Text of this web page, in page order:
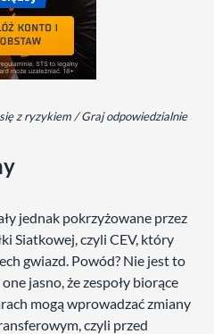
z ryzykiem / Graj odpowiedzialnie
jednak pokrzyżowane przez
Siatkowej, czyli CEV, który
gwiazd. Powód? Nie jest to
jasno, że zespoły biorące
mogą wprowadzać zmiany
czyli przed